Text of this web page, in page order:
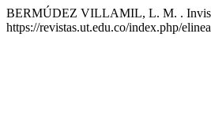
BERMÚDEZ VILLAMIL, L. M. .
https://revistas.ut.edu.co/index.php/